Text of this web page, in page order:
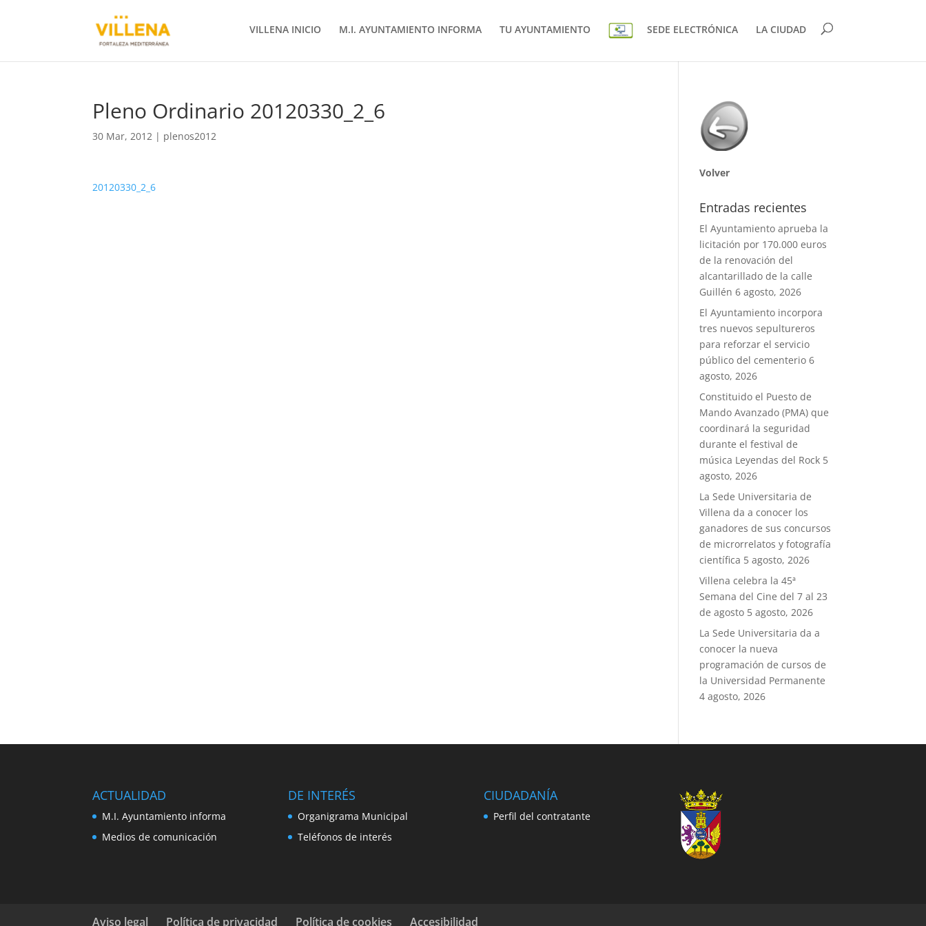
VILLENA INICIO M.I. AYUNTAMIENTO INFORMA TU AYUNTAMIENTO SEDE ELECTRÓNICA LA CIUDAD
Pleno Ordinario 20120330_2_6
30 Mar, 2012 | plenos2012
20120330_2_6
Volver
Entradas recientes
El Ayuntamiento aprueba la
licitación por 170.000 euros
de la renovación del
alcantarillado de la calle
Guillén 6 agosto, 2026
El Ayuntamiento incorpora
tres nuevos sepultureros
para reforzar el servicio
público del cementerio 6
agosto, 2026
Constituido el Puesto de
Mando Avanzado (PMA) que
coordinará la seguridad
durante el festival de
música Leyendas del Rock 5
agosto, 2026
La Sede Universitaria de
Villena da a conocer los
ganadores de sus concursos
de microrrelatos y fotografía
científica 5 agosto, 2026
Villena celebra la 45ª
Semana del Cine del 7 al 23
de agosto 5 agosto, 2026
La Sede Universitaria da a
conocer la nueva
programación de cursos de
la Universidad Permanente
4 agosto, 2026
ACTUALIDAD
M.I. Ayuntamiento informa
Medios de comunicación
DE INTERÉS
Organigrama Municipal
Teléfonos de interés
CIUDADANÍA
Perfil del contratante
Aviso legal Política de privacidad Política de cookies Accesibilidad